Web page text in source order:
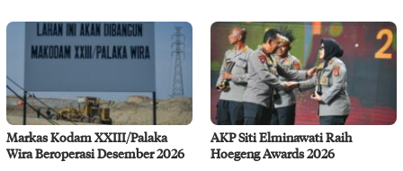
Markas Kodam XXIII/Palaka
Wira Beroperasi Desember 2026
AKP Siti Elminawati Raih
Hoegeng Awards 2026